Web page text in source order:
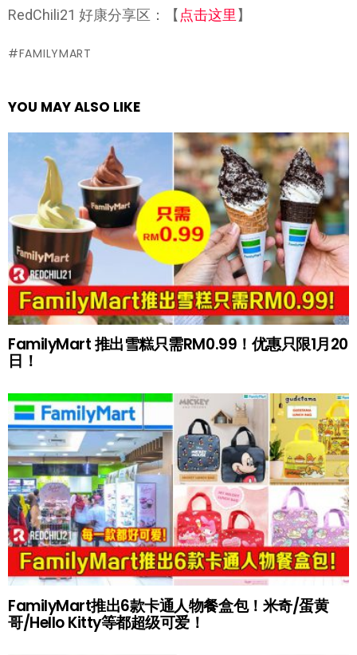
RedChili21 好康分享区：【 点击这里 】
FAMILYMART
YOU MAY ALSO LIKE
FamilyMart 推出雪糕只需RM0.99！优惠只限1月20
日！
FamilyMart推出6款卡通人物餐盒包！米奇/蛋黄
哥/Hello Kitty等都超级可爱！